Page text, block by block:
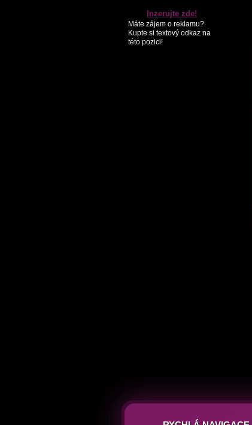
Inzerujte zde!
Máte zájem o reklamu?
Kupte si textový odkaz na
této pozici!